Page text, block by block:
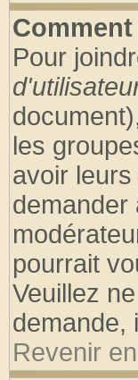
Pour
les
avoir
demander
pourrait
Veuillez
demande,
Revenir